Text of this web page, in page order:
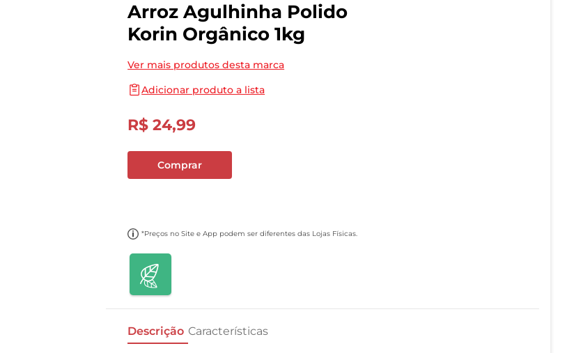
Arroz Agulhinha Polido
Korin Orgânico 1kg
Ver mais produtos desta marca
Adicionar produto a lista
R$ 24,99
Comprar
*Preços no Site e App podem ser diferentes das Lojas Físicas.
Descrição Características